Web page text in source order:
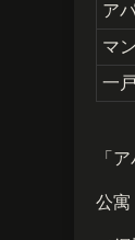
ア
マ
一
「
公寓